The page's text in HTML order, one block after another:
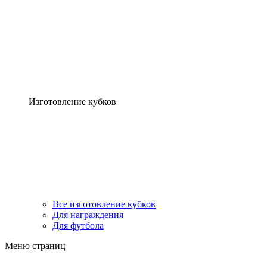
Изготовление кубков
Все изготовление кубков
Для награждения
Для футбола
Меню страниц